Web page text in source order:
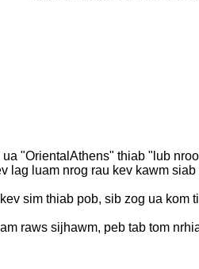
"OrientalAthens" thiab "lub
luam nrog rau kev kawm
sim thiab pob, sib zog ua
raws sijhawm, peb tab tom